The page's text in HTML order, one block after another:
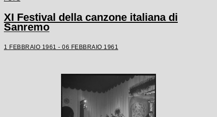
XI Festival della canzone italiana di
Sanremo
1 FEBBRAIO 1961 - 06 FEBBRAIO 1961